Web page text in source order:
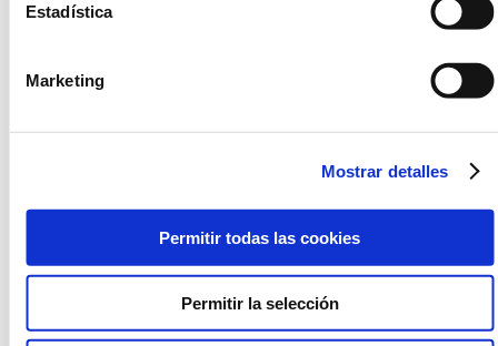
Estadística
Marketing
Mostrar detalles
Permitir todas las cookies
Permitir la selección
Compromiso con las personas y el
Estas fiestas hemos colaborado en diversas
iniciativas solidarias que impulsan el